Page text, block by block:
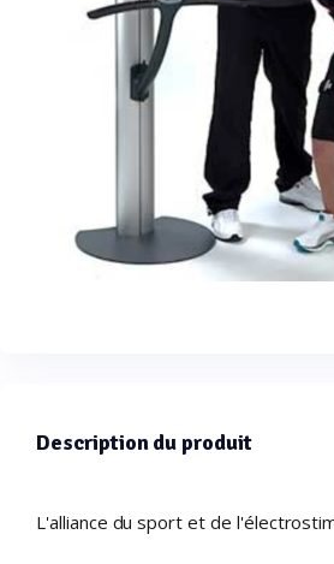
Description du produit
L'alliance du sport et de